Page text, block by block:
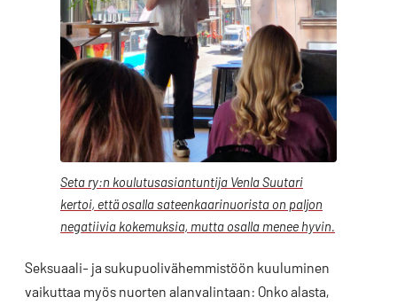
Seta ry:n koulutusasiantuntija Venla Suutari
kertoi, että osalla sateenkaarinuorista on paljon
negatiivia kokemuksia, mutta osalla menee hyvin.
Seksuaali- ja sukupuolivähemmistöön kuuluminen
vaikuttaa myös nuorten alanvalintaan: Onko alasta,